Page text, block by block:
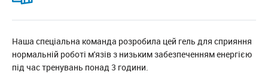
Наша спеціальна команда розробила цей гель для сприяння
нормальній роботі м'язів з низьким забезпеченням енергією
під час тренувань понад 3 години.